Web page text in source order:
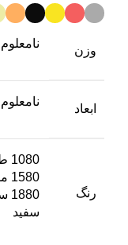
وزن
نامعلوم
ابعاد
نامعلوم
رنگ
1080 طوسی
1580 مشکی
1880 سبز سدری
سفید